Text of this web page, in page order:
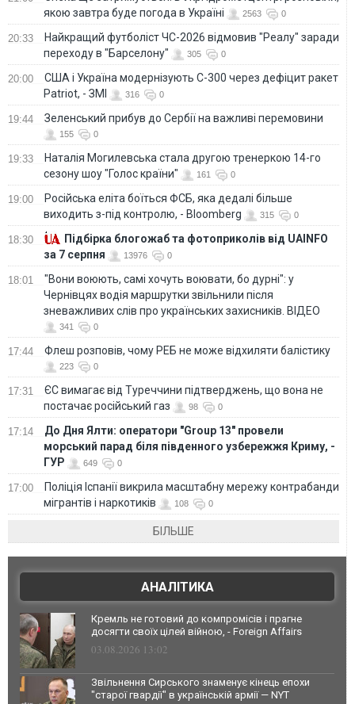
якою завтра буде погода в Україні
2563 0
20:33
Найкращий футболіст ЧС-2026 відмовив "Реалу" заради
переходу в "Барселону"
305 0
20:00
США і Україна модернізують С-300 через дефіцит ракет
Patriot, - ЗМІ
316 0
19:44 Зеленський прибув до Сербії на важливі перемовини
155 0
19:33
Наталія Могилевська стала другою тренеркою 14-го
сезону шоу "Голос країни"
161 0
19:00
Російська еліта боїться ФСБ, яка дедалі більше
виходить з-під контролю, - Bloomberg
315 0
18:30
Підбірка блогожаб та фотоприколів від UAINFO
за 7 серпня
13976 0
18:01
"Вони воюють, самі хочуть воювати, бо дурні": у
Чернівцях водія маршрутки звільнили після
зневажливих слів про українських захисників. ВІДЕО
341 0
17:44 Флеш розповів, чому РЕБ не може відхиляти балістику
223 0
17:31
ЄС вимагає від Туреччини підтверджень, що вона не
постачає російський газ
98 0
17:14
До Дня Ялти: оператори "Group 13" провели
морський парад біля південного узбережжя Криму, -
ГУР
649 0
17:00
Поліція Іспанії викрила масштабну мережу контрабанди
мігрантів і наркотиків
108 0
БІЛЬШЕ
АНАЛІТИКА
Кремль не готовий до компромісів і прагне
досягти своїх цілей війною, - Foreign Affairs
03.08.2026 13:02
Звільнення Сирського знаменує кінець епохи
"старої гвардії" в українській армії — NYT